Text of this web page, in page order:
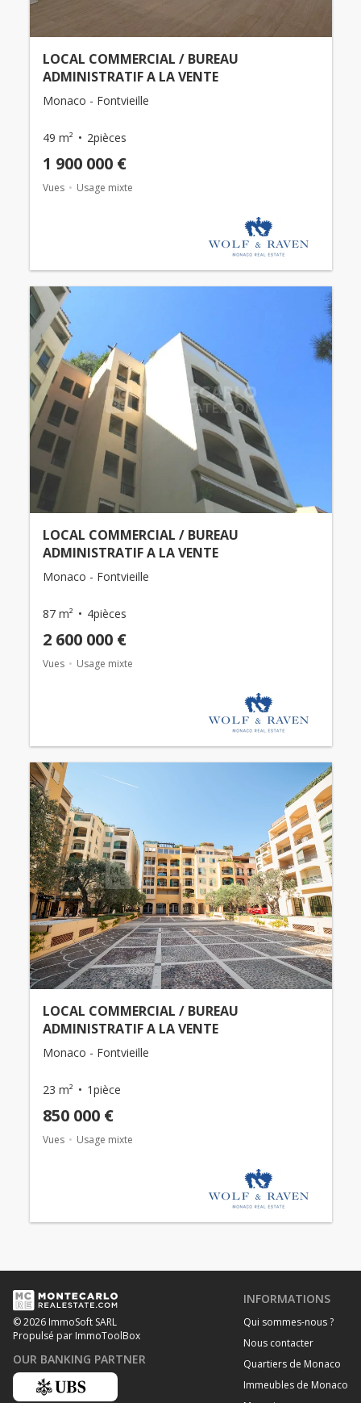
LOCAL COMMERCIAL / BUREAU
ADMINISTRATIF A LA VENTE
Monaco - Fontvieille
49 m² 2pièces
1 900 000 €
Vues Usage mixte
LOCAL COMMERCIAL / BUREAU
ADMINISTRATIF A LA VENTE
Monaco - Fontvieille
87 m² 4pièces
2 600 000 €
Vues Usage mixte
LOCAL COMMERCIAL / BUREAU
ADMINISTRATIF A LA VENTE
Monaco - Fontvieille
23 m² 1pièce
850 000 €
Vues Usage mixte
© 2026 ImmoSoft SARL
Propulsé par ImmoToolBox
OUR BANKING PARTNER
INFORMATIONS
Qui sommes-nous ?
Nous contacter
Quartiers de Monaco
Immeubles de Monaco